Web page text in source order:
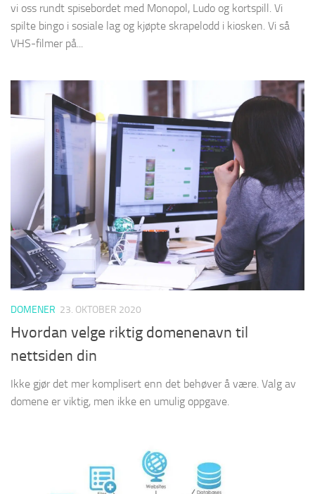
vi oss rundt spisebordet med Monopol, Ludo og kortspill. Vi
spilte bingo i sosiale lag og kjøpte skrapelodd i kiosken. Vi så
VHS-filmer på...
DOMENER 23. OKTOBER 2020
Hvordan velge riktig domenenavn til
nettsiden din
Ikke gjør det mer komplisert enn det behøver å være. Valg av
domene er viktig, men ikke en umulig oppgave.